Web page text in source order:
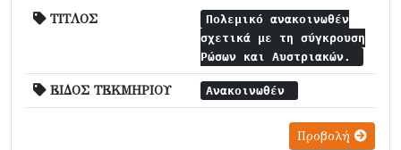
ΤΙΤΛΟΣ
Πολεμικό ανακοινωθέν
σχετικά με τη σύγκρουση
Ρώσων και Αυστριακών.
ΕΙΔΟΣ ΤΕΚΜΗΡΙΟΥ Ανακοινωθέν
Προβολή